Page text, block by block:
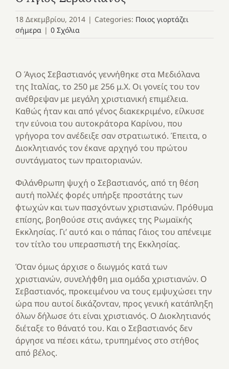
18 Δεκεμβρίου, 2014 | Categories: Ποιος γιορτάζει
σήμερα | 0 Σχόλια
Ο Άγιος Σεβαστιανός γεννήθηκε στα Μεδιόλανα
της Ιταλίας, το 250 με 256 μ.Χ. Οι γονείς του τον
ανέθρεψαν με μεγάλη χριστιανική επιμέλεια.
Καθώς ήταν και από γένος διακεκριμένο, είλκυσε
την εύνοια του αυτοκράτορα Καρίνου, που
γρήγορα τον ανέδειξε σαν στρατιωτικό. Έπειτα, ο
Διοκλητιανός τον έκανε αρχηγό του πρώτου
συντάγματος των πραιτοριανών.
Φιλάνθρωπη ψυχή ο Σεβαστιανός, από τη θέση
αυτή πολλές φορές υπήρξε προστάτης των
φτωχών και των πασχόντων χριστιανών. Πρόθυμα
επίσης, βοηθούσε στις ανάγκες της Ρωμαϊκής
Εκκλησίας. Γι’ αυτό και ο πάπας Γάιος του απένειμε
τον τίτλο του υπερασπιστή της Εκκλησίας.
Όταν όμως άρχισε ο διωγμός κατά των
χριστιανών, συνελήφθη μια ομάδα χριστιανών. Ο
Σεβαστιανός, προκειμένου να τους εμψυχώσει την
ώρα που αυτοί δικάζονταν, προς γενική κατάπληξη
όλων δήλωσε ότι είναι χριστιανός. Ο Διοκλητιανός
διέταξε το θάνατό του. Και ο Σεβαστιανός δεν
άργησε να πέσει κάτω, τρυπημένος στο στήθος
από βέλος.